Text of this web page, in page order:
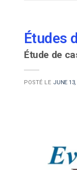
Études
Étude de
POSTÉ LE JUNE 13,